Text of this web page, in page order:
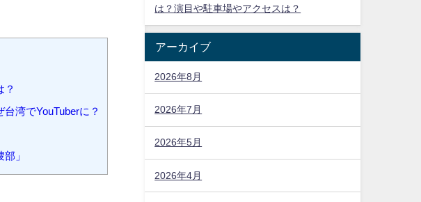
？
湾でYouTuberに？
」
は？演目や駐車場やアクセスは？
アーカイブ
2026年8月
2026年7月
2026年5月
2026年4月